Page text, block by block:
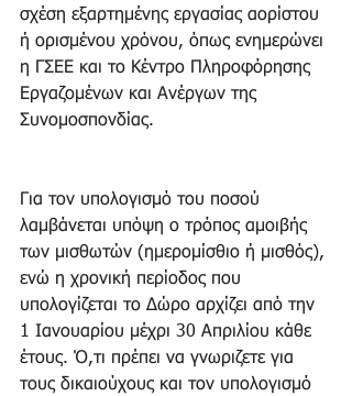
σχέση εξαρτημένης εργασίας αορίστου
ή ορισμένου χρόνου, όπως ενημερώνει
η ΓΣΕΕ και το Κέντρο Πληροφόρησης
Εργαζομένων και Ανέργων της
Συνομοσπονδίας.
Για τον υπολογισμό του ποσού
λαμβάνεται υπόψη ο τρόπος αμοιβής
των μισθωτών (ημερομίσθιο ή μισθός),
ενώ η χρονική περίοδος που
υπολογίζεται το Δώρο αρχίζει από την
1 Ιανουαρίου μέχρι 30 Απριλίου κάθε
έτους. Ό,τι πρέπει να γνωριζετε για
τους δικαιούχους και τον υπολογισμό